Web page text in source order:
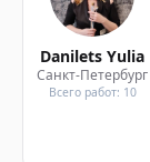
Danilets Yulia
Санкт-Петербург
Всего работ: 10